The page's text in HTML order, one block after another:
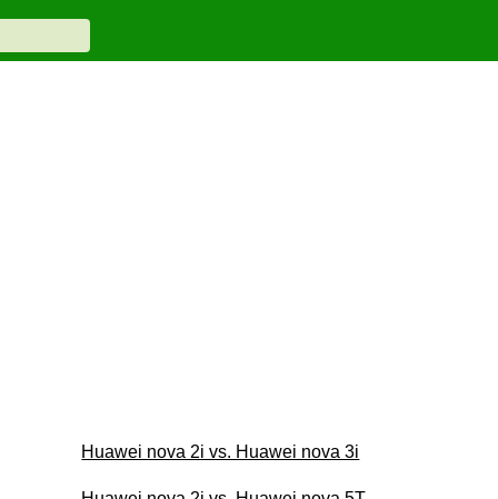
Huawei nova 2i vs. Huawei nova 3i